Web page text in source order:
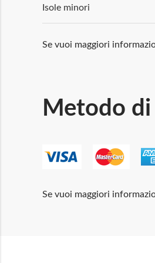
Isole minori
Se vuoi maggiori
Metodo
Se vuoi maggiori